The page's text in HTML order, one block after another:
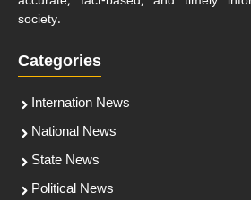
society.
Categories
Internation News
National News
State News
Political News